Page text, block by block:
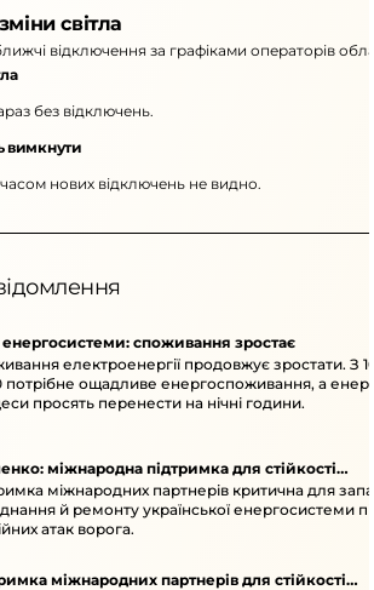
світла
відключення за графіками операторів
без відключень.
вимкнути
нових відключень не видно.
енергосистеми: споживання зростає
електроенергії продовжує зростати. З
потрібне ощадливе енергоспоживання, а
просять перенести на нічні години.
міжнародна підтримка для стійкості
міжнародних партнерів критична для
й ремонту української енергосистеми
атак ворога.
міжнародних партнерів для стійкості